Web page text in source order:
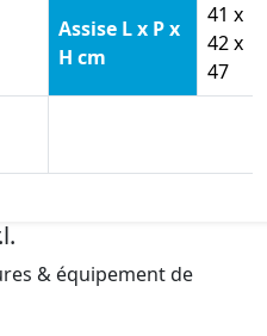
Assise L x P x
H cm
41 x
42 x
47
& équipement de